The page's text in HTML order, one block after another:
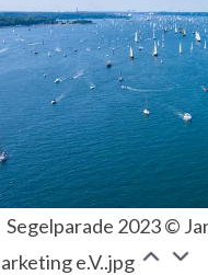
Segelparade 2023 ©
e.V..jpg